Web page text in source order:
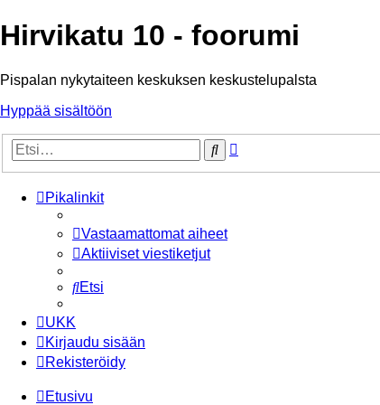
Hirvikatu 10 - foorumi
Pispalan nykytaiteen keskuksen keskustelupalsta
Hyppää sisältöön
Etsi
Pikalinkit
Vastaamattomat aiheet
Aktiiviset viestiketjut
Etsi
UKK
Kirjaudu sisään
Rekisteröidy
Etusivu